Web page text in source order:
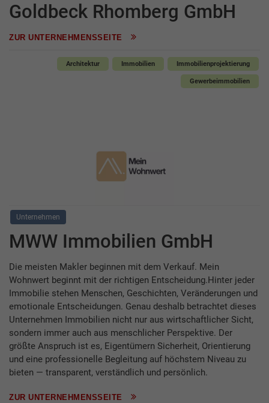
Goldbeck Rhomberg GmbH
ZUR UNTERNEHMENSSEITE
Architektur Immobilien Immobilienprojektierung
Gewerbeimmobilien
Unternehmen
MWW Immobilien GmbH
Die meisten Makler beginnen mit dem Verkauf. Mein
Wohnwert beginnt mit der richtigen Entscheidung.Hinter jeder
Immobilie stehen Menschen, Geschichten, Veränderungen und
emotionale Entscheidungen. Genau deshalb betrachtet dieses
Unternehmen Immobilien nicht nur aus wirtschaftlicher Sicht,
sondern immer auch aus menschlicher Perspektive. Der
größte Anspruch ist es, Eigentümern Sicherheit, Orientierung
und eine professionelle Begleitung auf höchstem Niveau zu
bieten — transparent, verständlich und persönlich.
ZUR UNTERNEHMENSSEITE